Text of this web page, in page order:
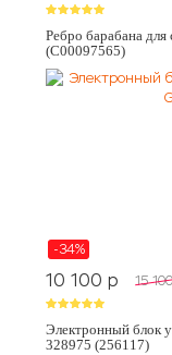
Ребро барабана
(C00097565)
-34%
10 100 p 15 100
Электронный блок
328975 (256117)